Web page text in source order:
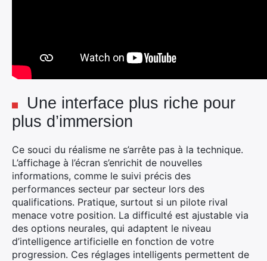
Une interface plus riche pour
plus d’immersion
Ce souci du réalisme ne s’arrête pas à la technique.
L’affichage à l’écran s’enrichit de nouvelles
informations, comme le suivi précis des
performances secteur par secteur lors des
qualifications. Pratique, surtout si un pilote rival
menace votre position. La difficulté est ajustable via
des options neurales, qui adaptent le niveau
d’intelligence artificielle en fonction de votre
progression. Ces réglages intelligents permettent de